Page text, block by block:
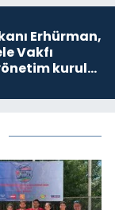
Erhürman,
Vakfı
kurulu